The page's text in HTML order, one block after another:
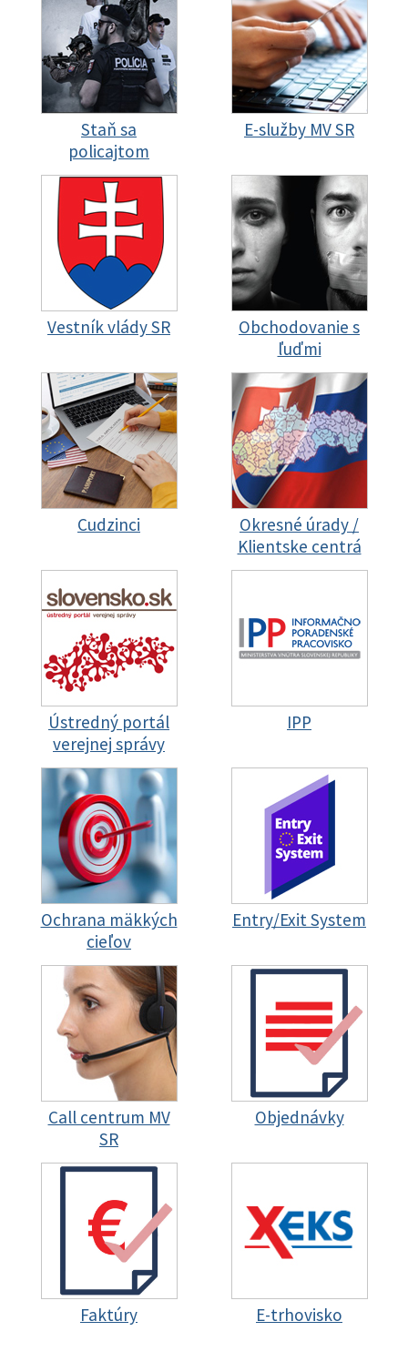
Staň sa
policajtom
E-služby MV SR
Vestník vlády SR
Obchodovanie s
ľuďmi
Cudzinci
Okresné úrady /
Klientske centrá
Ústredný portál
verejnej správy
IPP
Ochrana mäkkých
cieľov
Entry/Exit System
Call centrum MV
SR
Objednávky
Faktúry E-trhovisko